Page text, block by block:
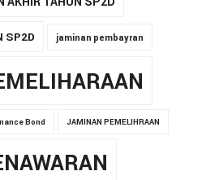
SP2D jaminan pembayran
Bond JAMINAN PEMELIHRAAN